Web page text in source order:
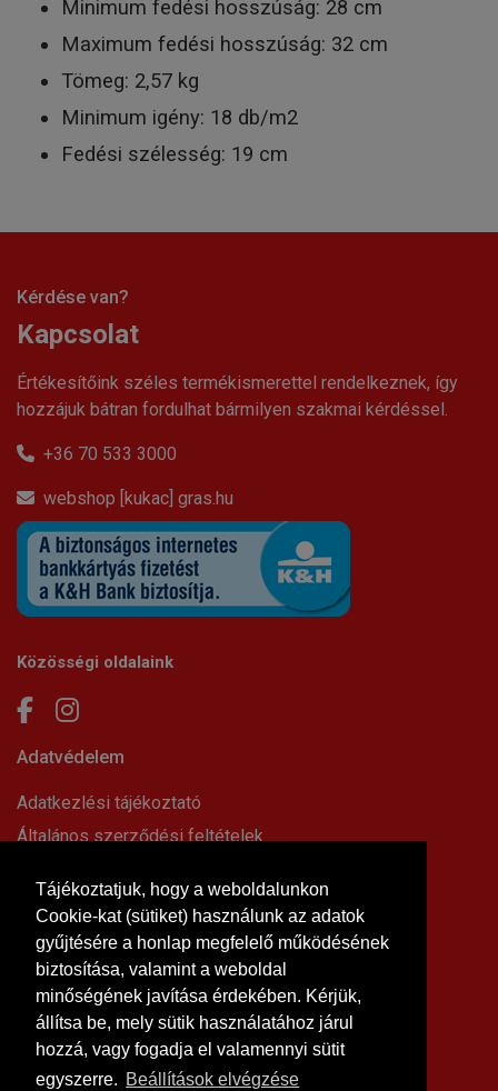
Tájékoztatjuk, hogy a weboldalunkon
Cookie-kat (sütiket) használunk az adatok
gyűjtésére a honlap megfelelő működésének
biztosítása, valamint a weboldal
minőségének javítása érdekében. Kérjük,
állítsa be, mely sütik használatához járul
hozzá, vagy fogadja el valamennyi sütit
egyszerre. Beállítások elvégzése
Minimum fedési hosszúság: 28 cm
Maximum fedési hosszúság: 32 cm
Tömeg: 2,57 kg
Minimum igény: 18 db/m2
Fedési szélesség: 19 cm
Kérdése van?
Kapcsolat
Értékesítőink széles termékismerettel rendelkeznek, így
hozzájuk bátran fordulhat bármilyen szakmai kérdéssel.
+36 70 533 3000
webshop [kukac] gras.hu
Közösségi oldalaink
Adatvédelem
Adatkezlési tájékoztató
Általános szerződési feltételek
Impresszum
Süti beállítások
Információk
Hírek, cikkek
Kapcsolat
Letölthető dokumentumok